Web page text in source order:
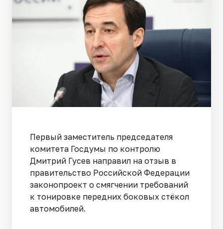
Первый заместитель председателя
комитета Госдумы по контролю
Дмитрий Гусев направил на отзыв в
правительство Российской Федерации
законопроект о смягчении требований
к тонировке передних боковых стёкол
автомобилей.